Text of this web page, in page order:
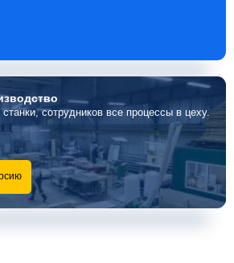
сотрудников все процессы в цеху.